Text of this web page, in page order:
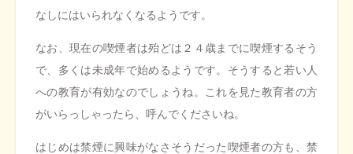
なしにはいられなくなるようです。
なお、現在の喫煙者は殆どは２４歳までに喫煙するそう
で、多くは未成年で始めるようです。そうすると若い人
への教育が有効なのでしょうね。これを見た教育者の方
がいらっしゃったら、呼んでくださいね。
はじめは禁煙に興味がなさそうだった喫煙者の方も、禁